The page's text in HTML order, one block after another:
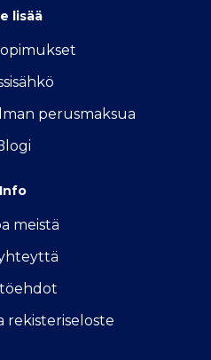
lisää
t
perusmaksua
Info
meistä
rekisteriseloste